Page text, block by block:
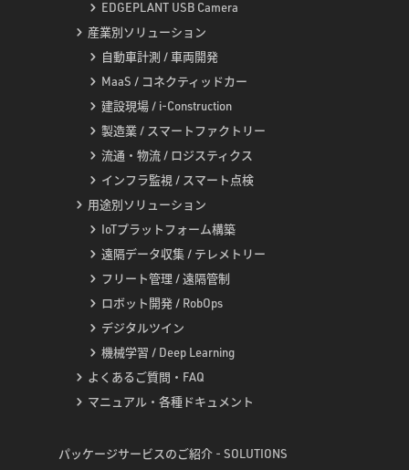
EDGEPLANT USB Camera
産業別ソリューション
自動車計測 / 車両開発
MaaS / コネクティッドカー
建設現場 / i-Construction
製造業 / スマートファクトリー
流通・物流 / ロジスティクス
インフラ監視 / スマート点検
用途別ソリューション
IoTプラットフォーム構築
遠隔データ収集 / テレメトリー
フリート管理 / 遠隔管制
ロボット開発 / RobOps
デジタルツイン
機械学習 / Deep Learning
よくあるご質問・FAQ
マニュアル・各種ドキュメント
パッケージサービスのご紹介 - SOLUTIONS